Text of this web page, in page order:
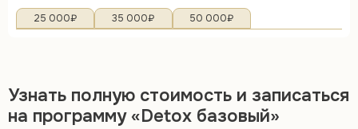
25 000₽ 35 000₽ 50 000₽
Узнать полную стоимость и записаться
на программу «Detox базовый»